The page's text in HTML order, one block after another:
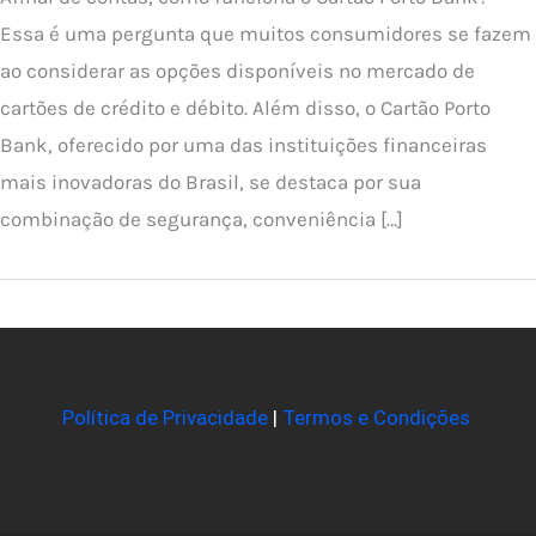
Essa é uma pergunta que muitos consumidores se fazem
ao considerar as opções disponíveis no mercado de
cartões de crédito e débito. Além disso, o Cartão Porto
Bank, oferecido por uma das instituições financeiras
mais inovadoras do Brasil, se destaca por sua
combinação de segurança, conveniência […]
Política de Privacidade| Termos e Condições